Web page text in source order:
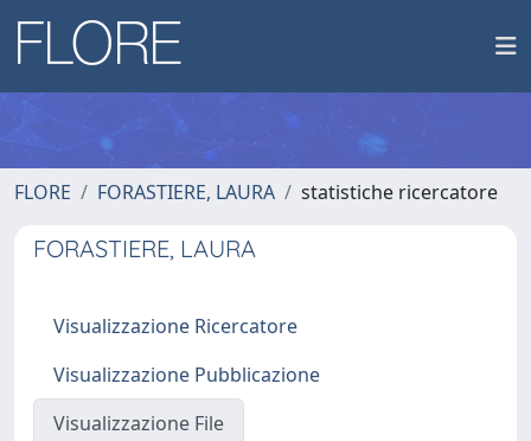
FLORE FORASTIERE, LAURA statistiche ricercatore
FORASTIERE, LAURA
Visualizzazione Ricercatore
Visualizzazione Pubblicazione
Visualizzazione File